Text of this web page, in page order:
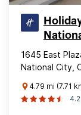
1645 East
National City,
4.79 mi (7.71